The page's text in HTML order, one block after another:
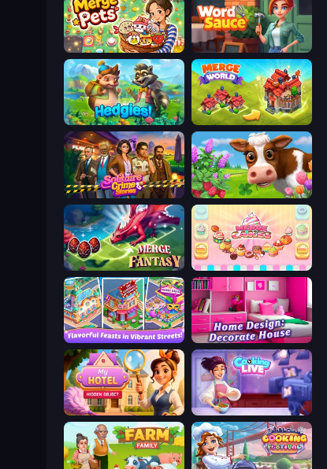
Merge Pets Word Sauce
Hedgies Merge World
Solitaire Crime Stories Country Life Meadows
Merge Fantasy Merge Cakes
Mom's Diary 2 Home Design: Decorate House
Hidden Object: My Hotel Cooking Live